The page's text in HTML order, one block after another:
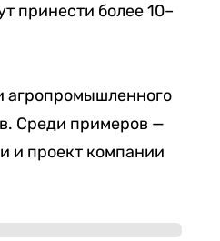
принести более 10–
агропромышленного
Среди примеров —
и проект компании